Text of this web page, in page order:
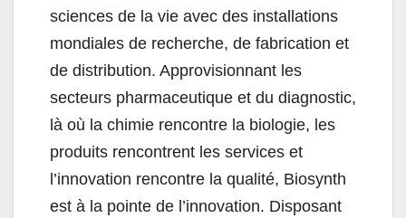
sciences de la vie avec des installations
mondiales de recherche, de fabrication et
de distribution. Approvisionnant les
secteurs pharmaceutique et du diagnostic,
là où la chimie rencontre la biologie, les
produits rencontrent les services et
l’innovation rencontre la qualité, Biosynth
est à la pointe de l’innovation. Disposant